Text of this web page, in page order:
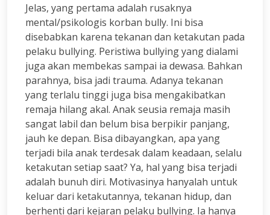
Jelas, yang pertama adalah rusaknya
mental/psikologis korban bully. Ini bisa
disebabkan karena tekanan dan ketakutan pada
pelaku bullying. Peristiwa bullying yang dialami
juga akan membekas sampai ia dewasa. Bahkan
parahnya, bisa jadi trauma. Adanya tekanan
yang terlalu tinggi juga bisa mengakibatkan
remaja hilang akal. Anak seusia remaja masih
sangat labil dan belum bisa berpikir panjang,
jauh ke depan. Bisa dibayangkan, apa yang
terjadi bila anak terdesak dalam keadaan, selalu
ketakutan setiap saat? Ya, hal yang bisa terjadi
adalah bunuh diri. Motivasinya hanyalah untuk
keluar dari ketakutannya, tekanan hidup, dan
berhenti dari kejaran pelaku bullying. Ia hanya